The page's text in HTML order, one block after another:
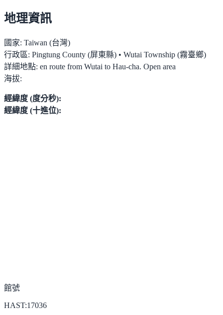
地理資訊
國家: Taiwan (台灣)
行政區: Pingtung County (屏東縣) • Wutai Township (霧臺鄉)
詳細地點: en route from Wutai to Hau-cha. Open area
海拔:
經緯度 (度分秒):
經緯度 (十進位):
館號
HAST:17036